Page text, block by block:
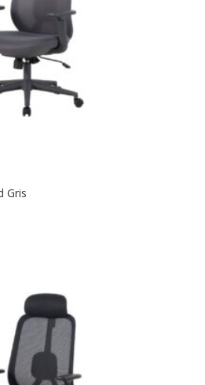
Gris